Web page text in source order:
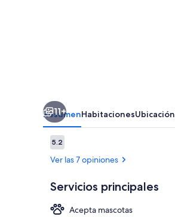
11+
ResumenHabitacionesUbicación
Opiniones
5.25.2 de 10,
Ver las 7 opiniones
Servicios principales
Acepta mascotas